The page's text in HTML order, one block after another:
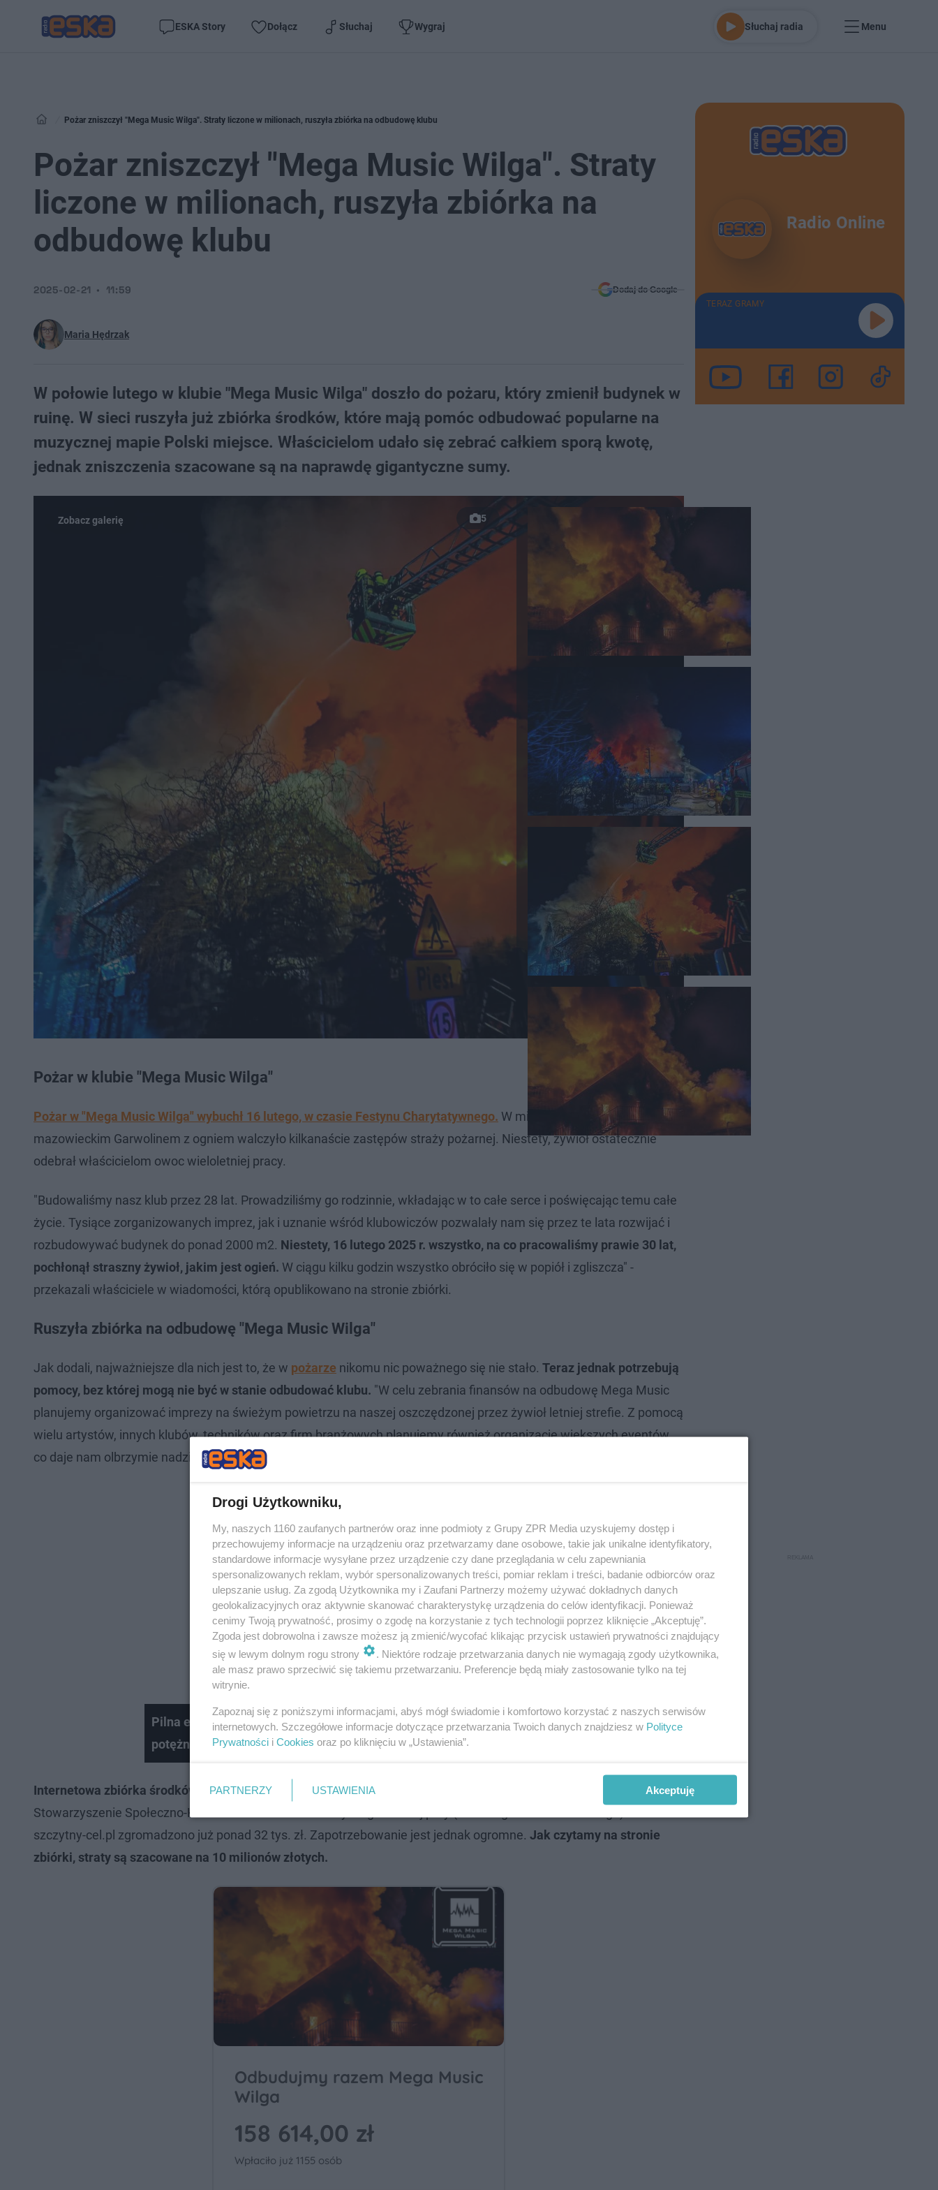
ESKA Story Dołącz Słuchaj Wygraj Słuchaj radia Menu
Pożar zniszczył "Mega Music Wilga". Straty liczone w milionach, ruszyła zbiórka na odbudowę klubu
Pożar zniszczył "Mega Music Wilga". Straty
liczone w milionach, ruszyła zbiórka na
odbudowę klubu
Maria Hędrzak
2025-02-21 11:59 Dodaj do Google
W połowie lutego w klubie "Mega Music Wilga" doszło do pożaru, który zmienił budynek w
ruinę. W sieci ruszyła już zbiórka środków, które mają pomóc odbudować popularne na
muzycznej mapie Polski miejsce. Właścicielom udało się zebrać całkiem sporą kwotę,
jednak zniszczenia szacowane są na naprawdę gigantyczne sumy.
5
Pożar w klubie "Mega Music Wilga"
Pożar w "Mega Music Wilga" wybuchł 16 lutego, w czasie Festynu Charytatywnego. W miejscu zdarzenia, pod
mazowieckim Garwolinem z ogniem walczyło kilkanaście zastępów straży pożarnej. Niestety, żywioł ostatecznie
odebrał właścicielom owoc wieloletniej pracy.
"Budowaliśmy nasz klub przez 28 lat. Prowadziliśmy go rodzinnie, wkładając w to całe serce i poświęcając temu całe
życie. Tysiące zorganizowanych imprez, jak i uznanie wśród klubowiczów pozwalały nam się przez te lata rozwijać i
rozbudowywać budynek do ponad 2000 m2. Niestety, 16 lutego 2025 r. wszystko, na co pracowaliśmy prawie 30 lat,
pochłonął straszny żywioł, jakim jest ogień. W ciągu kilku godzin wszystko obróciło się w popiół i zgliszcza" -
przekazali właściciele w wiadomości, którą opublikowano na stronie zbiórki.
Ruszyła zbiórka na odbudowę "Mega Music Wilga"
Jak dodali, najważniejsze dla nich jest to, że w pożarze nikomu nic poważnego się nie stało. Teraz jednak potrzebują
pomocy, bez której mogą nie być w stanie odbudować klubu. "W celu zebrania finansów na odbudowę Mega Music
planujemy organizować imprezy na świeżym powietrzu na naszej oszczędzonej przez żywioł letniej strefie. Z pomocą
wielu artystów, innych klubów, techników oraz firm branżowych planujemy również organizacje większych eventów,
co daje nam olbrzymie nadzieje na przyszłość" - zaznaczyli.
Pilna ewakuacja 200 osób z klubu muzycznego na Mazowszu. Wybuchł
potężny pożar. Ranna jedna osoba
Internetowa zbiórka środków na odbudowę pojawiła się w mediach społecznościowych klubu 19 lutego.
Prowadzi ją
Stowarzyszenie Społeczno-Kulturalne "Razem dla Gminy Wilga". Do tej pory (stan na godz. 16:00 20 lutego) na
szczytny-cel.pl zgromadzono już ponad 32 tys. zł. Zapotrzebowanie jest jednak ogromne. Jak czytamy na stronie
zbiórki, straty są szacowane na 10 milionów złotych.
Radio Online
TERAZ GRAMY
Drogi Użytkowniku,
My, naszych 1160 zaufanych partnerów oraz inne podmioty z Grupy ZPR Media uzyskujemy dostęp i
przechowujemy informacje na urządzeniu oraz przetwarzamy dane osobowe, takie jak unikalne identyfikatory,
standardowe informacje wysyłane przez urządzenie czy dane przeglądania w celu zapewniania
spersonalizowanych reklam, wybór spersonalizowanych treści, pomiar reklam i treści, badanie odbiorców oraz
ulepszanie usług. Za zgodą Użytkownika my i Zaufani Partnerzy możemy używać dokładnych danych
geolokalizacyjnych oraz aktywnie skanować charakterystykę urządzenia do celów identyfikacji. Ponieważ
cenimy Twoją prywatność, prosimy o zgodę na korzystanie z tych technologii poprzez kliknięcie „Akceptuję”.
Zgoda jest dobrowolna i zawsze możesz ją zmienić/wycofać klikając przycisk ustawień prywatności znajdujący
się w lewym dolnym rogu strony
. Niektóre rodzaje przetwarzania danych nie wymagają zgody użytkownika,
ale masz prawo sprzeciwić się takiemu przetwarzaniu. Preferencje będą miały zastosowanie tylko na tej
witrynie.
Zapoznaj się z poniższymi informacjami, abyś mógł świadomie i komfortowo korzystać z naszych serwisów
internetowych. Szczegółowe informacje dotyczące przetwarzania Twoich danych znajdziesz w Polityce
Prywatności i Cookies oraz po kliknięciu w „Ustawienia”.
PARTNERZY USTAWIENIA Akceptuję